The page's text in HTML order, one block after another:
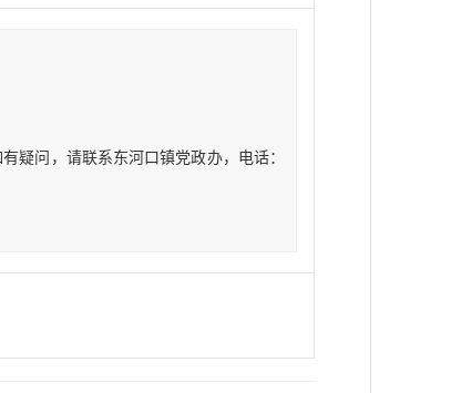
疑问，请联系东河口镇党政办，电话：